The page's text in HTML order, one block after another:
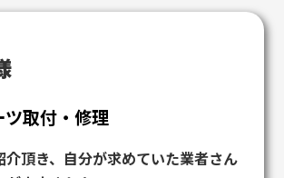
取付・修理
頂き、自分が求めていた業者さん